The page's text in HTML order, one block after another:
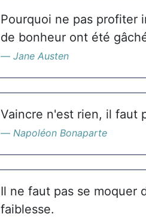
Pourquoi ne pas profiter
de bonheur ont été
Jane Austen
Vaincre n'est rien, il faut
Napoléon Bonaparte
Il ne faut pas se moquer
faiblesse.